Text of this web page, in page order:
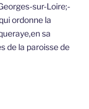
sur-Loire;-
ordonne la
sa
de la paroisse de